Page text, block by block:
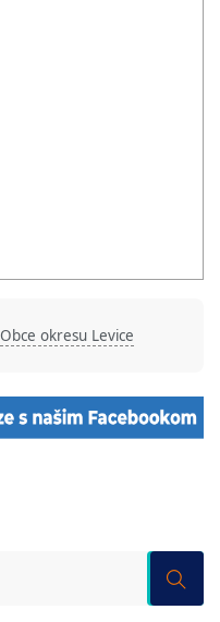
Obce okresu Levice